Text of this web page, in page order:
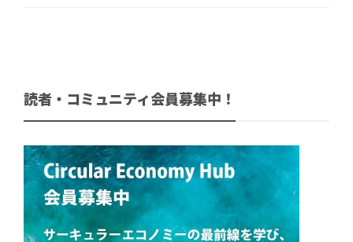
読者・コミュニティ会員募集中！